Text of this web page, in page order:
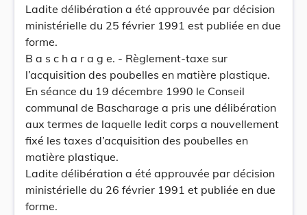
Ladite délibération a été approuvée par décision
ministérielle du 25 février 1991 est publiée en due
forme.
B a s c h a r a g e. - Règlement-taxe sur
l’acquisition des poubelles en matière plastique.
En séance du 19 décembre 1990 le Conseil
communal de Bascharage a pris une délibération
aux termes de laquelle ledit corps a nouvellement
fixé les taxes d’acquisition des poubelles en
matière plastique.
Ladite délibération a été approuvée par décision
ministérielle du 26 février 1991 et publiée en due
forme.